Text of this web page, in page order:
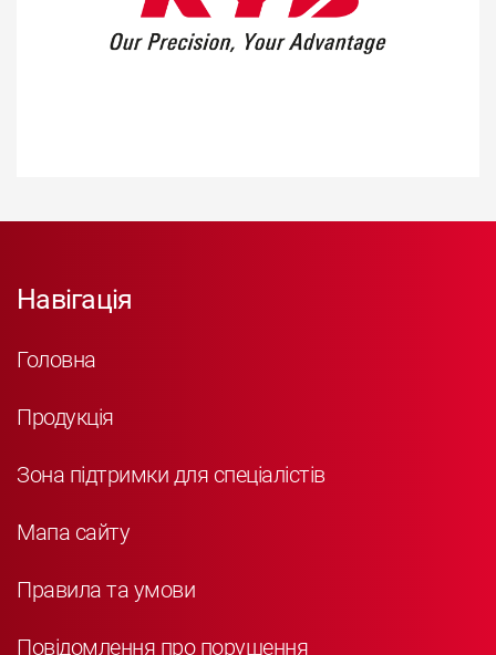
Навігація
Головна
Продукція
Зона підтримки для спеціалістів
Мапа сайту
Правила та умови
Повідомлення про порушення